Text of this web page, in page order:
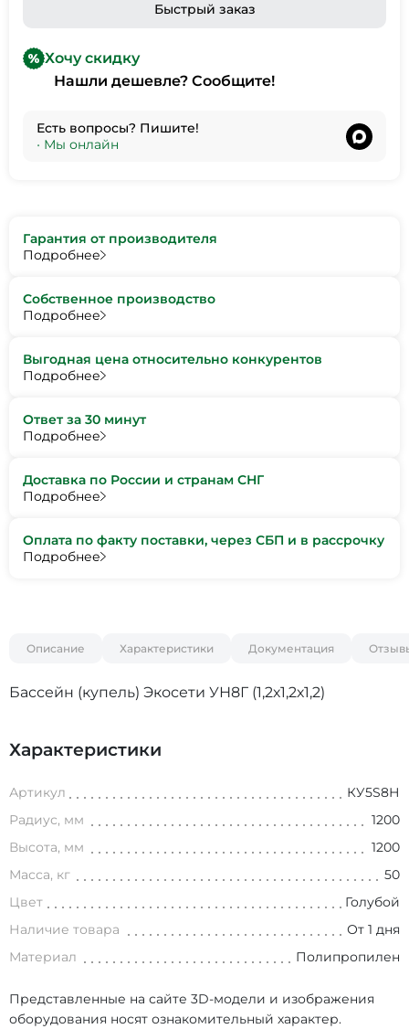
Быстрый заказ
Хочу скидку
Нашли дешевле? Сообщите!
Есть вопросы? Пишите!
• Мы онлайн
Гарантия от производителя
Подробнее
Собственное производство
Подробнее
Выгодная цена относительно конкурентов
Подробнее
Ответ за 30 минут
Подробнее
Доставка по России и странам СНГ
Подробнее
Оплата по факту поставки, через СБП и в рассрочку
Подробнее
Описание Характеристики Документация
Бассейн (купель) Экосети УН8Г (1,2х1,2х1,2)
Характеристики
Артикул
КУ5S8Н
Радиус, мм
1200
Высота, мм
1200
Масса, кг
50
Цвет
Голубой
Наличие товара
От 1 дня
Материал
Полипропилен
Представленные на сайте 3D-модели и изображения
оборудования носят ознакомительный характер.